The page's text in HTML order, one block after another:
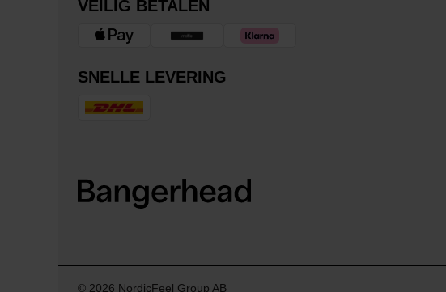
VEILIG BETALEN
SNELLE LEVERING
© 2026 NordicFeel Group AB